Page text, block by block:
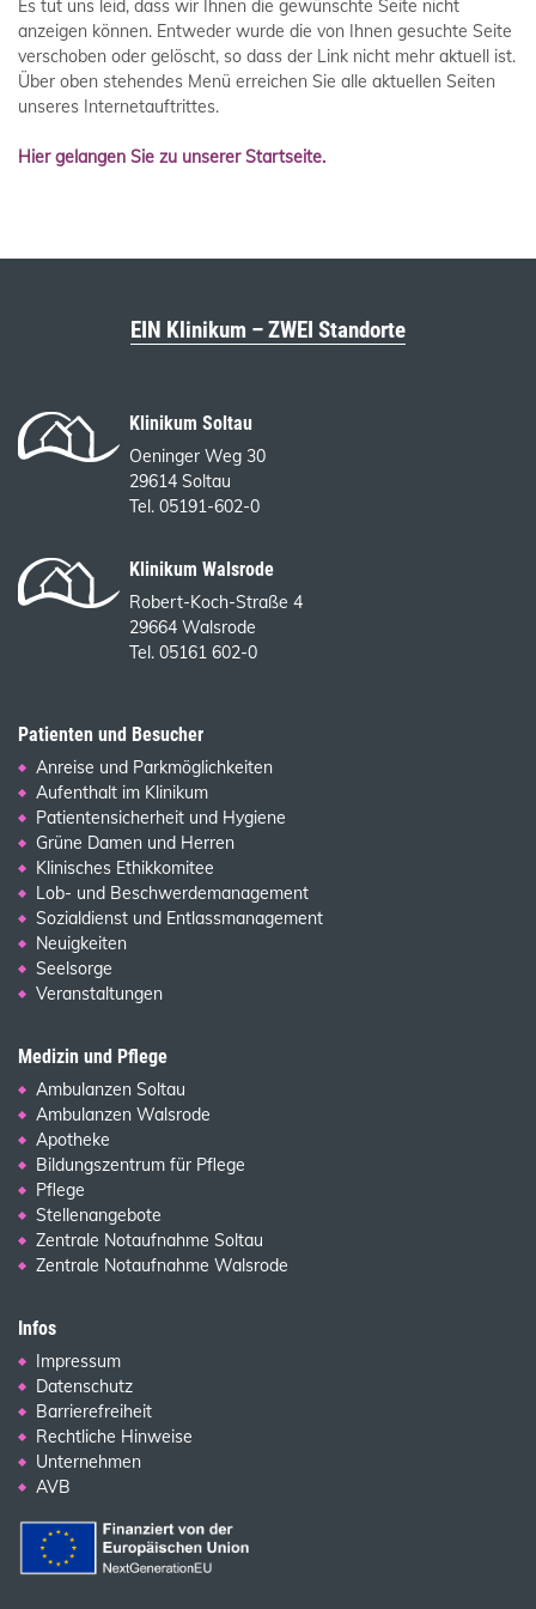
Es tut uns leid, dass wir Ihnen die gewünschte Seite nicht
anzeigen können. Entweder wurde die von Ihnen gesuchte Seite
verschoben oder gelöscht, so dass der Link nicht mehr aktuell ist.
Über oben stehendes Menü erreichen Sie alle aktuellen Seiten
unseres Internetauftrittes.
Hier gelangen Sie zu unserer Startseite.
EIN Klinikum – ZWEI Standorte
Klinikum Soltau
Oeninger Weg 30
29614 Soltau
Tel. 05191-602-0
Klinikum Walsrode
Robert-Koch-Straße 4
29664 Walsrode
Tel. 05161 602-0
Patienten und Besucher
Anreise und Parkmöglichkeiten
Aufenthalt im Klinikum
Patientensicherheit und Hygiene
Grüne Damen und Herren
Klinisches Ethikkomitee
Lob- und Beschwerdemanagement
Sozialdienst und Entlassmanagement
Neuigkeiten
Seelsorge
Veranstaltungen
Medizin und Pflege
Ambulanzen Soltau
Ambulanzen Walsrode
Apotheke
Bildungszentrum für Pflege
Pflege
Stellenangebote
Zentrale Notaufnahme Soltau
Zentrale Notaufnahme Walsrode
Infos
Impressum
Datenschutz
Barrierefreiheit
Rechtliche Hinweise
Unternehmen
AVB